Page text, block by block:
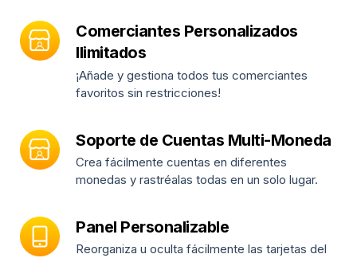
Comerciantes Personalizados
Ilimitados
¡Añade y gestiona todos tus comerciantes
favoritos sin restricciones!
Soporte de Cuentas Multi-Moneda
Crea fácilmente cuentas en diferentes
monedas y rastréalas todas en un solo lugar.
Panel Personalizable
Reorganiza u oculta fácilmente las tarjetas del